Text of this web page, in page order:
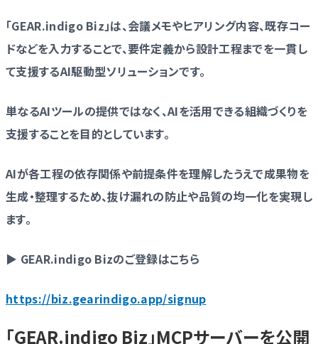
「GEAR.indigo Biz」は、会議メモやヒアリング内容、既存コー
ドなどを入力することで、要件定義から設計工程までを一貫し
て支援するAI駆動型ソリューションです。
単なるAIツールの提供ではなく、AIを活用できる組織づくりを
支援することを目的としています。
AIが各工程の依存関係や前提条件を理解したうえで成果物を
生成・整理するため、抜け漏れの防止や品質の均一化を実現し
ます。
▶ GEAR.indigo Bizのご登録はこちら
https://biz.gearindigo.app/signup
「GEAR.indigo Biz」MCPサーバーを公開